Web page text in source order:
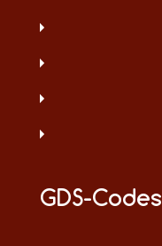
GDS-Codes